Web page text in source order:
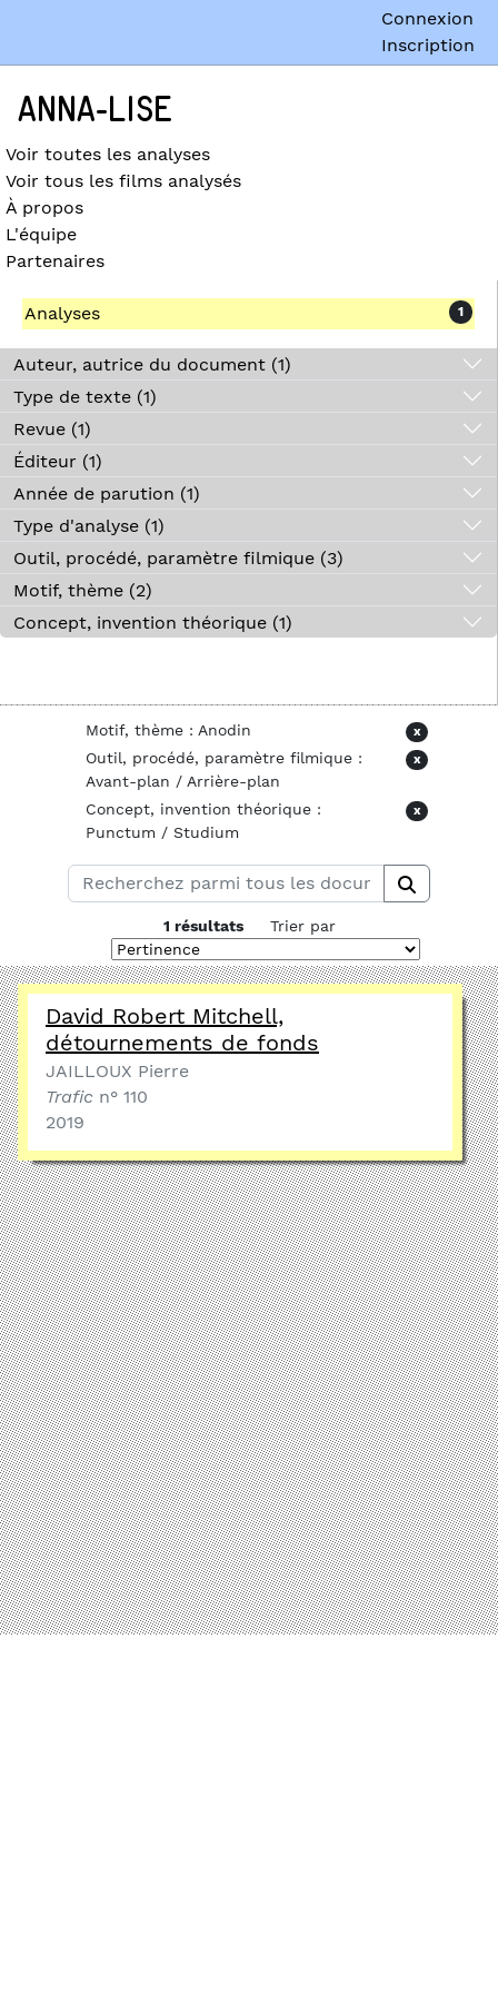
ANNA-LISE
Voir toutes les analyses
Voir tous les films analysés
À propos
L'équipe
Partenaires
Connexion
Inscription
Analyses 1
Auteur, autrice du document (1)
Type de texte (1)
Revue (1)
Éditeur (1)
Année de parution (1)
Type d'analyse (1)
Outil, procédé, paramètre filmique (3)
Motif, thème (2)
Concept, invention théorique (1)
Motif, thème : Anodin x
Outil, procédé, paramètre filmique :
Avant-plan / Arrière-plan
x
Concept, invention théorique :
Punctum / Studium
x
1 résultats Trier par
David Robert Mitchell,
détournements de fonds
JAILLOUX Pierre
Trafic n° 110
2019